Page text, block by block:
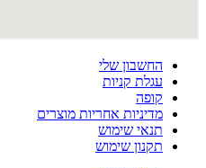
החשבון שלי
עגלת קניות
קופה
מדיניות אחריות מוצרים
תנאי שימוש
תקנון שימוש